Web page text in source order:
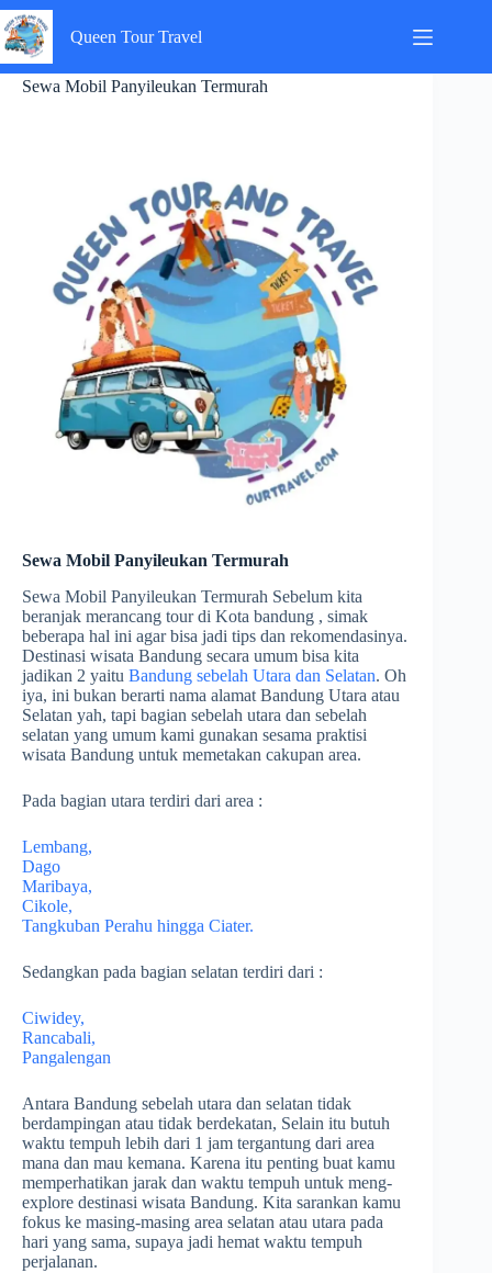
Skip
to
content
Queen Tour Travel
Sewa Mobil Panyileukan Termurah
Sewa Mobil Panyileukan Termurah
Sewa Mobil Panyileukan Termurah Sebelum kita
beranjak merancang tour di Kota bandung , simak
beberapa hal ini agar bisa jadi tips dan rekomendasinya.
Destinasi wisata Bandung secara umum bisa kita
jadikan 2 yaitu Bandung sebelah Utara dan Selatan. Oh
iya, ini bukan berarti nama alamat Bandung Utara atau
Selatan yah, tapi bagian sebelah utara dan sebelah
selatan yang umum kami gunakan sesama praktisi
wisata Bandung untuk memetakan cakupan area.
Pada bagian utara terdiri dari area :
Lembang,
Dago
Maribaya,
Cikole,
Tangkuban Perahu hingga Ciater.
Sedangkan pada bagian selatan terdiri dari :
Ciwidey,
Rancabali,
Pangalengan
Antara Bandung sebelah utara dan selatan tidak
berdampingan atau tidak berdekatan, Selain itu butuh
waktu tempuh lebih dari 1 jam tergantung dari area
mana dan mau kemana. Karena itu penting buat kamu
memperhatikan jarak dan waktu tempuh untuk meng-
explore destinasi wisata Bandung. Kita sarankan kamu
fokus ke masing-masing area selatan atau utara pada
hari yang sama, supaya jadi hemat waktu tempuh
perjalanan.